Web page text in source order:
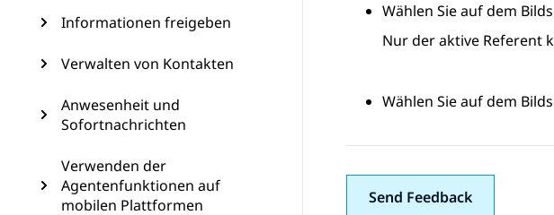
Informationen freigeben
Verwalten von Kontakten
Anwesenheit und
Sofortnachrichten
Verwenden der
Agentenfunktionen auf
mobilen Plattformen
Wählen Sie auf dem
Nur der aktive Referent
Wählen Sie auf dem
Send Feedback